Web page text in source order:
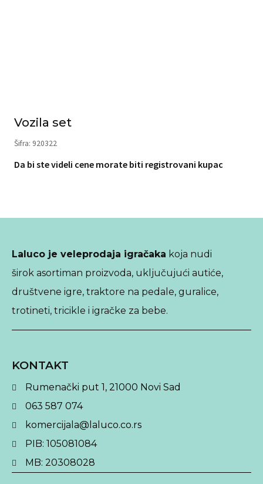
Vozila set
Šifra: 920322
Da bi ste videli cene morate biti registrovani kupac
Laluco je veleprodaja igračaka koja nudi
širok asortiman proizvoda, uključujući autiće,
društvene igre, traktore na pedale, guralice,
trotineti, tricikle i igračke za bebe.
KONTAKT
Rumenački put 1, 21000 Novi Sad
063 587 074
komercijala@laluco.co.rs
PIB: 105081084
MB: 20308028